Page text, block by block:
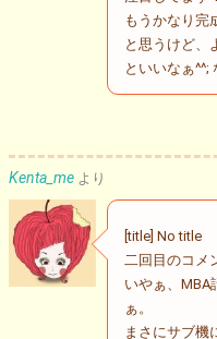
もうかなり完
と思うけど、
といいなぁ^^;
Kenta_me より
[title] No title
二回目のコメ
いやぁ、MBA
ぁ。
まさにサブ機